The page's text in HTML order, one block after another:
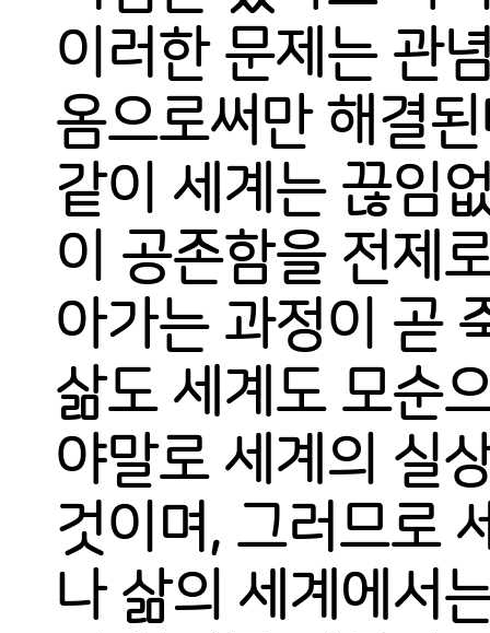
이러한 문제는 관
옴으로써만 해결
같이 세계는 끊임
이 공존함을 전제
아가는 과정이 곧
삶도 세계도 모순
야말로 세계의 실
것이며, 그러므로
나 삶의 세계에서